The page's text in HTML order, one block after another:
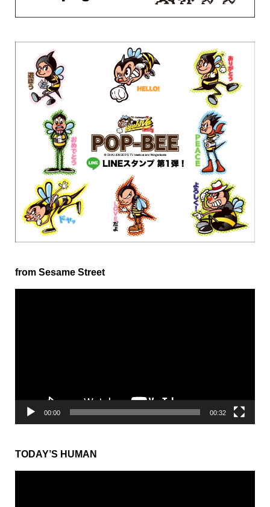
from Sesame Street
00:00 00:32
TODAY’S HUMAN